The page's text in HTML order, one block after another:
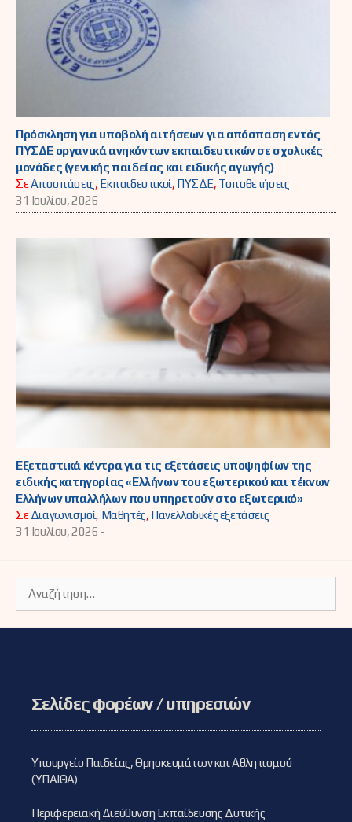
Πρόσκληση για υποβολή αιτήσεων για απόσπαση εντός
ΠΥΣΔΕ οργανικά ανηκόντων εκπαιδευτικών σε σχολικές
μονάδες (γενικής παιδείας και ειδικής αγωγής)
ΣεΑποσπάσεις, Εκπαιδευτικοί, ΠΥΣΔΕ, Τοποθετήσεις
31 Ιουλίου, 2026 -
Εξεταστικά κέντρα για τις εξετάσεις υποψηφίων της
ειδικής κατηγορίας «Ελλήνων του εξωτερικού και τέκνων
Ελλήνων υπαλλήλων που υπηρετούν στο εξωτερικό»
ΣεΔιαγωνισμοί, Μαθητές, Πανελλαδικές εξετάσεις
31 Ιουλίου, 2026 -
για:
Σελίδες φορέων / υπηρεσιών
Υπουργείο Παιδείας, Θρησκευμάτων και Αθλητισμού
(ΥΠΑΙΘΑ)
Περιφερειακή Διεύθυνση Εκπαίδευσης Δυτικής